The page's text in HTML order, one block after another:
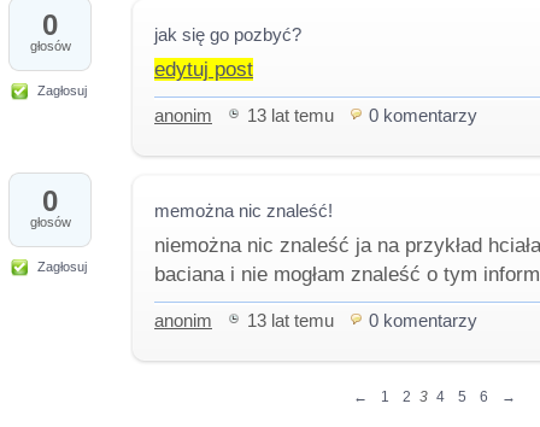
0
głosów
Zagłosuj
jak się go pozbyć?
edytuj post
anonim 13 lat temu 0 komentarzy
0
głosów
Zagłosuj
memożna nic znaleść!
niemożna nic znaleść ja na przykład
baciana i nie mogłam znaleść o tym
anonim 13 lat temu 0 komentarzy
← 1 2 3 4 5 6 →